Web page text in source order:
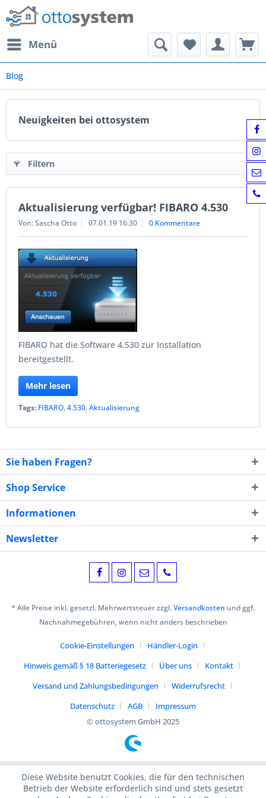
Menü
Blog
Neuigkeiten bei ottosystem
Filtern
Aktualisierung verfügbar! FIBARO 4.530
Von: Sascha Otto 07.01.19 16:30 0 Kommentare
FIBARO hat die Software 4.530 zur Installation
bereitgestellt.
Mehr lesen
Tags: FIBARO,4.530,Aktualisierung
Sie haben Fragen?
Shop Service
Informationen
Newsletter
* Alle Preise inkl. gesetzl. Mehrwertsteuer zzgl.Versandkosten und ggf.
Nachnahmegebühren, wenn nicht anders beschrieben
Cookie-Einstellungen
Händler-Login
Hinweis gemäß § 18 Batteriegesetz
Über uns
Kontakt
Versand und Zahlungsbedingungen
Widerrufsrecht
Datenschutz
AGB
Impressum
© ottosystem GmbH 2025
Diese Website benutzt Cookies, die für den technischen
Betrieb der Website erforderlich sind und stets gesetzt